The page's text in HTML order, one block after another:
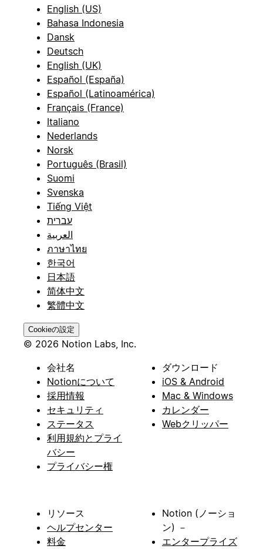
English (US)
Bahasa Indonesia
Dansk
Deutsch
English (UK)
Español (España)
Español (Latinoamérica)
Français (France)
Italiano
Nederlands
Norsk
Português (Brasil)
Suomi
Svenska
Tiếng Việt
עברית
العربية
ภาษาไทย
한국어
日本語
简体中文
繁體中文
Cookieの設定
© 2026 Notion Labs, Inc.
会社名
Notionについて
採用情報
セキュリティ
ステータス
利用規約とプライ
バシー
プライバシー権
ダウンロード
iOS & Android
Mac & Windows
カレンダー
Webクリッパー
リソース
ヘルプセンター
料金
Notion (ノーショ
ン) －
エンタープライズ